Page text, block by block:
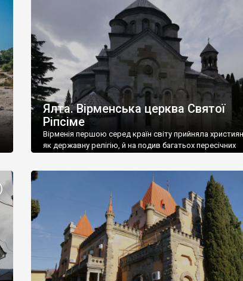
називаються «повстяками» (postaki)…” “Вино. Крим
виробляє відмінне вино і його вдосталь: воно все
легке біле і дуже […]
Ялта. Вірменська церква Святої
Ріпсіме
Вірменія першою серед країн світу прийняла
як державну релігію, й на подив багатьох пересічних